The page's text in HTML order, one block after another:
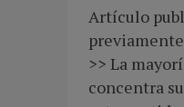
Artículo
>> La
concentra